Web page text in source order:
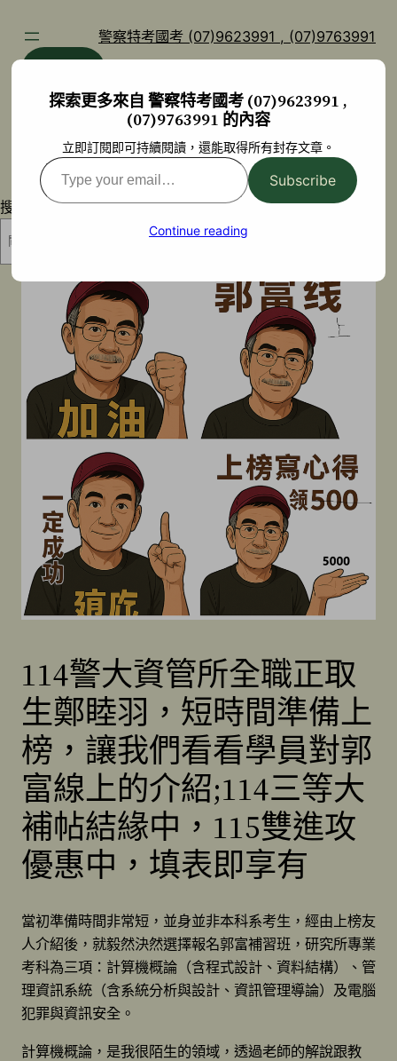
警察特考國考 (07)9623991 , (07)9763991
搜尋
114警大資管所全職正取
生鄭睦羽，短時間準備上
榜，讓我們看看學員對郭
富線上的介紹;114三等大
補帖結緣中，115雙進攻
優惠中，填表即享有
當初準備時間非常短，並身並非本科系考生，經由上榜友
人介紹後，就毅然決然選擇報名郭富補習班，研究所專業
考科為三項：計算機概論（含程式設計、資料結構）、管
理資訊系統（含系統分析與設計、資訊管理導論）及電腦
犯罪與資訊安全。
計算機概論，是我很陌生的領域，透過老師的解說跟教
探索更多來自 警察特考國考 (07)9623991 ,
(07)9763991 的內容
立即訂閱即可持續閱讀，還能取得所有封存文章。
Type
your
Subscribe
Continue reading